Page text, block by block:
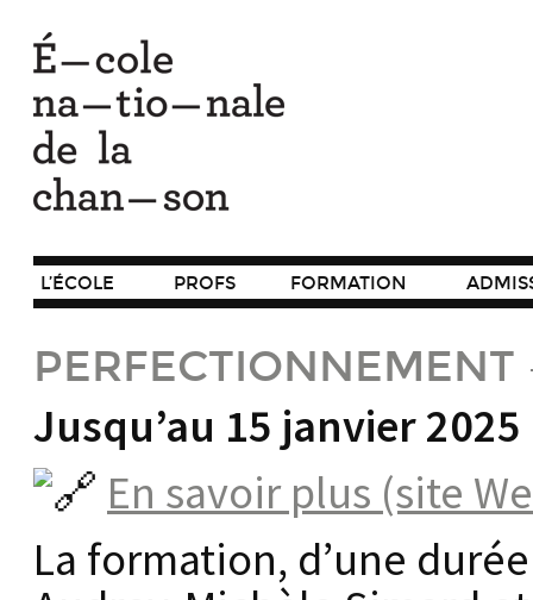
L’ÉCOLE PROFS FORMATION
Jusqu’au 15 janvier 2025
En savoir plus (site
La formation, d’une